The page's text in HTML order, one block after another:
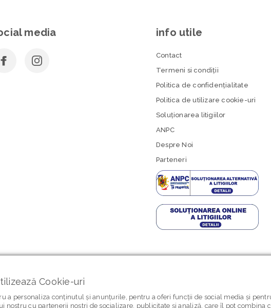
media info utile
Contact
Termeni si condiţii
Politica de confidenţialitate
Politica de utilizare cookie-uri
Soluționarea litigiilor
ANPC
Despre Noi
Parteneri
Cookie-uri
a personaliza conținutul și anunțurile, pentru a oferi funcții de social media și
nostru cu partenerii noștri de socializare, publicitate și analiză, care îl pot